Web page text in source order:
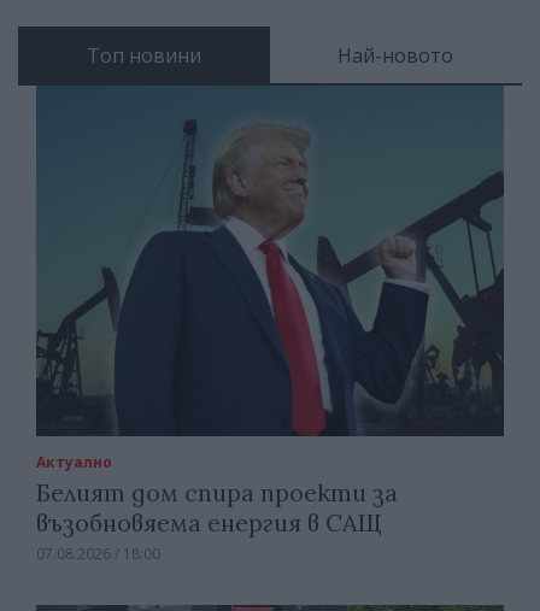
Топ новини Най-новото
Актуално
Белият дом спира проекти за
възобновяема енергия в САЩ
07.08.2026 / 18:00